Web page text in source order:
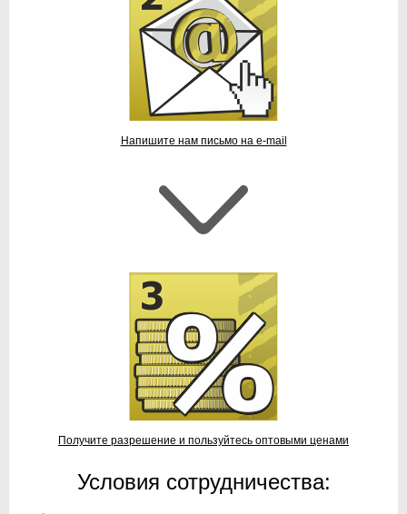
Напишите нам письмо на e-mail
Получите разрешение и пользуйтесь оптовыми ценами
Условия сотрудничества: